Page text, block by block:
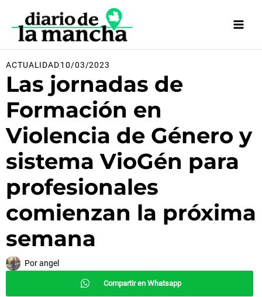
contenido
ACTUALIDAD10/03/2023
Las jornadas de
Formación en
Violencia de Género y
sistema VioGén para
profesionales
comienzan la próxima
semana
Porangel
Compartir en Whatsapp